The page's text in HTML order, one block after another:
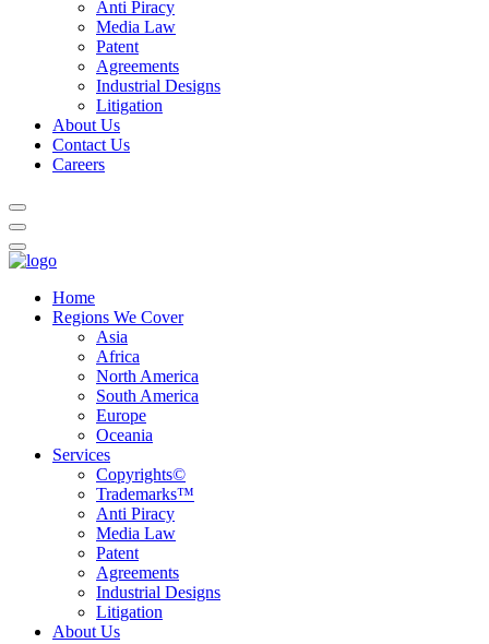
Anti Piracy
Media Law
Patent
Agreements
Industrial Designs
Litigation
About Us
Contact Us
Careers
Home
Regions We Cover
Asia
Africa
North America
South America
Europe
Oceania
Services
Copyrights©
Trademarks™
Anti Piracy
Media Law
Patent
Agreements
Industrial Designs
Litigation
About Us